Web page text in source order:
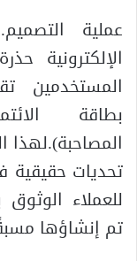
عملية
الإلكترونية
المستخدمين
بطاقة
تحديات
للعملاء الوثوق
تم إنشاؤها